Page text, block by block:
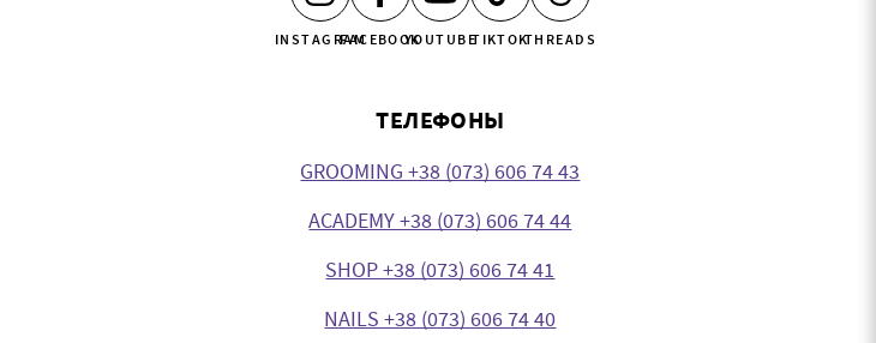
INSTAGRAMFACEBOOKYOUTUBETIKTOKTHREADS
ТЕЛЕФОНЫ
GROOMING +38 (073) 606 74 43
ACADEMY +38 (073) 606 74 44
SHOP +38 (073) 606 74 41
NAILS +38 (073) 606 74 40